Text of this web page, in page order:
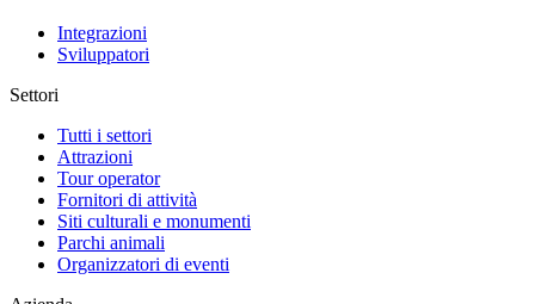
Integrazioni
Sviluppatori
Settori
Tutti i settori
Attrazioni
Tour operator
Fornitori di attività
Siti culturali e monumenti
Parchi animali
Organizzatori di eventi